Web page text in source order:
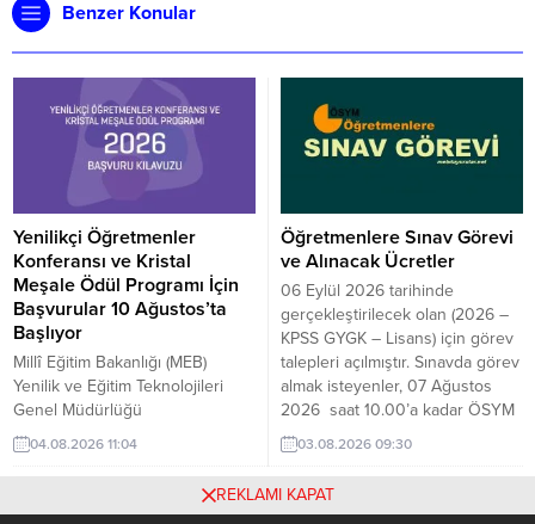
Benzer Konular
Yenilikçi Öğretmenler
Konferansı ve Kristal
Meşale Ödül Programı İçin
Başvurular 10 Ağustos’ta
Başlıyor
Millî Eğitim Bakanlığı (MEB)
Yenilik ve Eğitim Teknolojileri
Genel Müdürlüğü
koordinasyonunda
düzenlenecek “Yenilikçi
Kristal Meşale Ödül Programı”
04.08.2026 11:04
Öğretmenlere Sınav Görevi
ve Alınacak Ücretler
06 Eylül 2026 tarihinde
gerçekleştirilecek olan (2026 –
KPSS GYGK – Lisans) için görev
talepleri açılmıştır. Sınavda görev
almak isteyenler, 07 Ağustos
2026 saat 10.00’a kadar ÖSYM
Görevli İşlemleri Sistemi
üzerinden görev talebinde
GİS üzerinden yapılacaktır.
03.08.2026 09:30
REKLAMI KAPAT